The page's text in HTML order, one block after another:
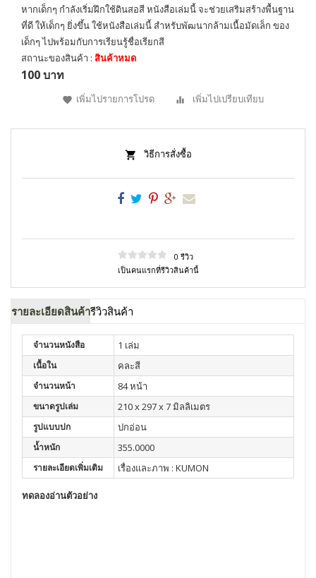
หากเด็กๆ กำลังเริ่มฝึกใช้ดินสอสี หนังสือเล่มนี้ จะช่วยเสริมสร้างพื้นฐาน
ที่ดี ให้เด็กๆ ยิ่งขึ้น ใช้หนังสือเล่มนี้ สำหรับพัฒนากล้ามเนื้อมัดเล็ก ของ
เด็กๆ ไปพร้อมกับการเรียนรู้ชื่อเรียกสี
สถานะของสินค้า : สินค้าหมด
100 บาท
เพิ่มไปรายการโปรด เพิ่มไปเปรียบเทียบ
วิธีการสั่งซื้อ
0 รีวิว
เป็นคนแรกที่รีวิวสินค้านี้
รายละเอียดสินค้ารีวิวสินค้า
จำนวนหนังสือ 1 เล่ม
เนื้อใน คละสี
จำนวนหน้า 84 หน้า
ขนาดรูปเล่ม 210 x 297 x 7 มิลลิเมตร
รูปแบบปก ปกอ่อน
น้ำหนัก 355.0000
รายละเอียดเพิ่มเติม เรื่องและภาพ : KUMON
ทดลองอ่านตัวอย่าง